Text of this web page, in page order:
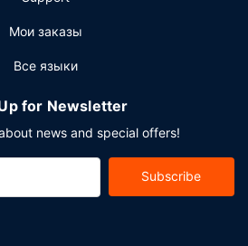
Мои заказы
Все языки
for Newsletter
news and special offers!
Subscribe